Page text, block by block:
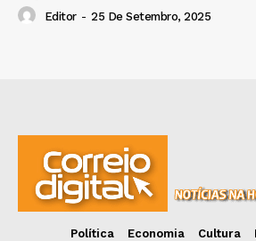
Editor - 25 De Setembro, 2025
Política Economia Cultura